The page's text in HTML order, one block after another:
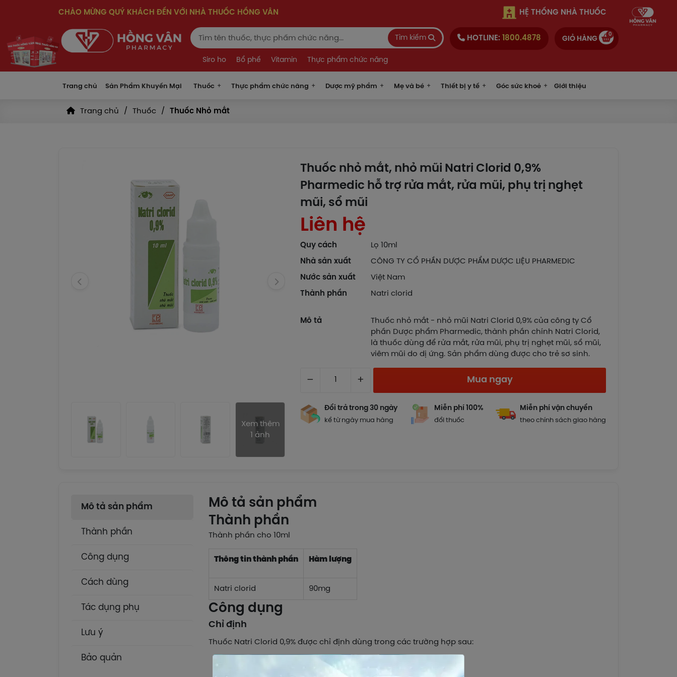
CHÀO MỪNG QUÝ KHÁCH ĐẾN VỚI NHÀ THUỐC HỒNG VÂN HỆ THỐNG NHÀ THUỐC
Tìm kiếm
Siro ho Bổ phế Vitamin Thực phẩm chức năng
HOTLINE: 1800.4878 GIỎ HÀNG
0
Trang chủ Sản Phẩm Khuyến Mại Thuốc Thực phẩm chức năng Dược mỹ phẩm Mẹ và bé Thiết bị y tế Góc sức khoẻ Giới thiệu
Trang chủ Thuốc Thuốc Nhỏ mắt
Xem thêm
1 ảnh
Thuốc nhỏ mắt, nhỏ mũi Natri Clorid 0,9%
Pharmedic hỗ trợ rửa mắt, rửa mũi, phụ trị nghẹt
mũi, sổ mũi
Liên hệ
Quy cách
Lọ 10ml
Nhà sản xuất
CÔNG TY CỔ PHẦN DƯỢC PHẨM DƯỢC LIỆU PHARMEDIC
Nước sản xuất
Việt Nam
Thành phần
Natri clorid
Mô tả
Thuốc nhỏ mắt - nhỏ mũi Natri Clorid 0,9% của công ty Cổ
phần Dược phẩm Pharmedic, thành phần chính Natri Clorid,
là thuốc dùng để rửa mắt, rửa mũi, phụ trị nghẹt mũi, sổ mũi,
viêm mũi do dị ứng. Sản phẩm dùng được cho trẻ sơ sinh.
– + Mua ngay
Đổi trả trong 30 ngày
kể từ ngày mua hàng
Miễn phí 100%
đổi thuốc
Miễn phí vận chuyển
theo chính sách giao hàng
Mô tả sản phẩm
Thành phần
Công dụng
Cách dùng
Tác dụng phụ
Lưu ý
Bảo quản
Mô tả sản phẩm
Thành phần
Thành phần cho 10ml
Thông tin thành phần Hàm lượng
Natri clorid 90mg
Công dụng
Chỉ định
Thuốc Natri Clorid 0,9% được chỉ định dùng trong các trường hợp sau: